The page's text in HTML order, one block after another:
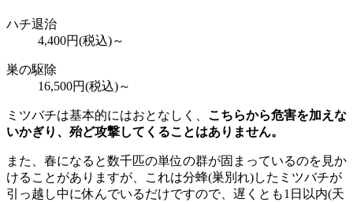
ハチ退治
4,400円(税込)～
巣の駆除
16,500円(税込)～
ミツバチは基本的にはおとなしく、 こちらから危害を加えな
いかぎり、殆ど攻撃してくることはありません。
また、春になると数千匹の単位の群が固まっているのを見か
けることがありますが、これは分蜂(巣別れ)したミツバチが
引っ越し中に休んでいるだけですので、遅くとも1日以内(天